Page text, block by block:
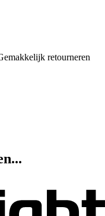
retourneren